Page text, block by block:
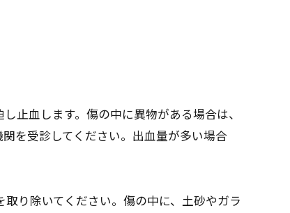
止血します。傷の中に異物がある場合は、
を受診してください。出血量が多い場合
り除いてください。傷の中に、土砂やガラ